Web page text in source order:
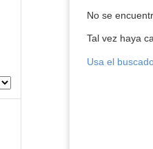
No se
Tal vez haya
Usa el